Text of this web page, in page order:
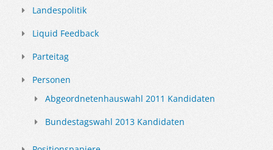
Landespolitik
Liquid Feedback
Parteitag
Personen
Abgeordnetenhauswahl 2011 Kandidaten
Bundestagswahl 2013 Kandidaten